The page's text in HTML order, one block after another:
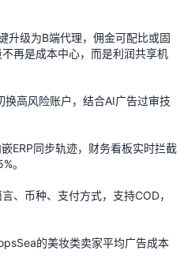
升级为B端代理，佣金可配比或固
再是成本中心，而是利润共享机
高风险账户，结合AI广告过审技
ERP同步轨迹，财务看板实时拦截
。
、币种、支付方式，支持COD，
的美妆类卖家平均广告成本